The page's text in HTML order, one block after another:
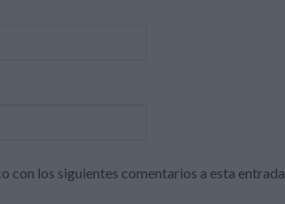
con los siguientes comentarios a esta entrada.